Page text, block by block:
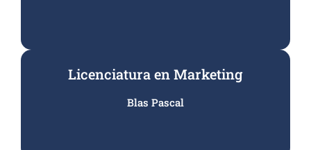
Licenciatura en Marketing
Blas Pascal